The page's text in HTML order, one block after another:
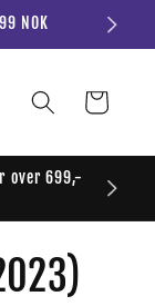
NOK
Handlevogn
over 699,- 🏎️💨